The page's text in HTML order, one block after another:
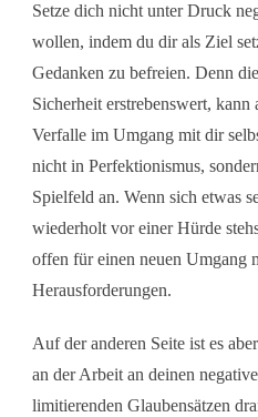
Setze dich nicht unter Druck
wollen, indem du dir als Ziel
Gedanken zu befreien. Denn
Sicherheit erstrebenswert, kann
Verfalle im Umgang mit dir
nicht in Perfektionismus,
Spielfeld an. Wenn sich etwas
wiederholt vor einer Hürde
offen für einen neuen Umgang
Herausforderungen.
Auf der anderen Seite ist es
an der Arbeit an deinen
limitierenden Glaubensätzen